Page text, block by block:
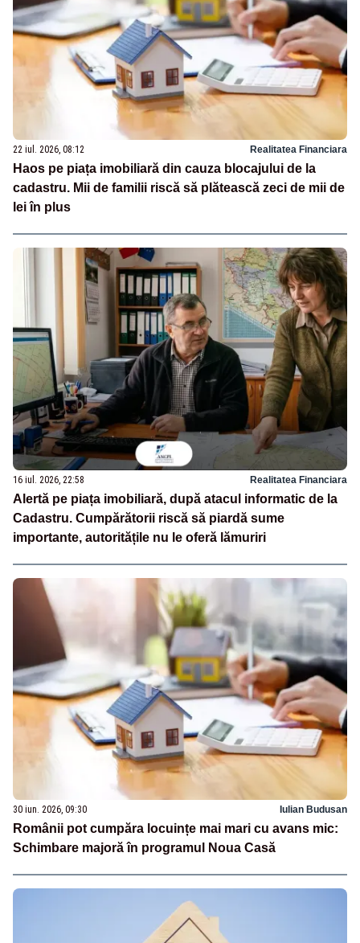
22 iul. 2026, 08:12 Realitatea Financiara
Haos pe piața imobiliară din cauza blocajului de la
cadastru. Mii de familii riscă să plătească zeci de mii de
lei în plus
16 iul. 2026, 22:58 Realitatea Financiara
Alertă pe piața imobiliară, după atacul informatic de la
Cadastru. Cumpărătorii riscă să piardă sume
importante, autoritățile nu le oferă lămuriri
30 iun. 2026, 09:30 Iulian Budusan
Românii pot cumpăra locuințe mai mari cu avans mic:
Schimbare majoră în programul Noua Casă